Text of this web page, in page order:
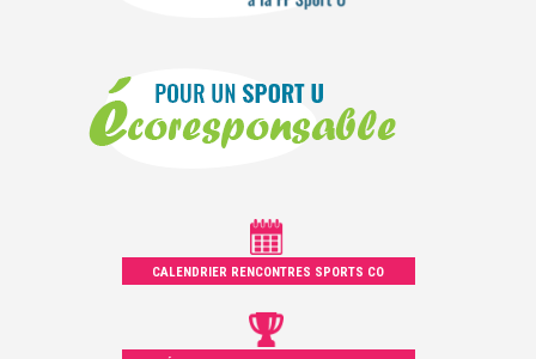
CALENDRIER RENCONTRES SPORTS CO